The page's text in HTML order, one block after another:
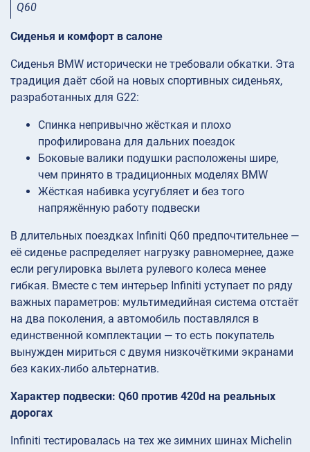
Q60
Сиденья и комфорт в салоне
Сиденья BMW исторически не требовали обкатки. Эта
традиция даёт сбой на новых спортивных сиденьях,
разработанных для G22:
Спинка непривычно жёсткая и плохо
профилирована для дальних поездок
Боковые валики подушки расположены шире,
чем принято в традиционных моделях BMW
Жёсткая набивка усугубляет и без того
напряжённую работу подвески
В длительных поездках Infiniti Q60 предпочтительнее —
её сиденье распределяет нагрузку равномернее, даже
если регулировка вылета рулевого колеса менее
гибкая. Вместе с тем интерьер Infiniti уступает по ряду
важных параметров: мультимедийная система отстаёт
на два поколения, а автомобиль поставлялся в
единственной комплектации — то есть покупатель
вынужден мириться с двумя низкочёткими экранами
без каких-либо альтернатив.
Характер подвески: Q60 против 420d на реальных
дорогах
Infiniti тестировалась на тех же зимних шинах Michelin